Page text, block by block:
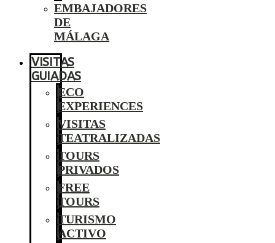
EMBAJADORES
DE
MÁLAGA
VISITAS
GUIADAS
ECO
EXPERIENCES
VISITAS
TEATRALIZADAS
TOURS
PRIVADOS
FREE
TOURS
TURISMO
ACTIVO